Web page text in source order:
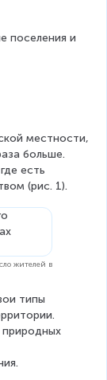
поселения и
местности,
больше.
есть
(рис. 1).
жителей в
типы